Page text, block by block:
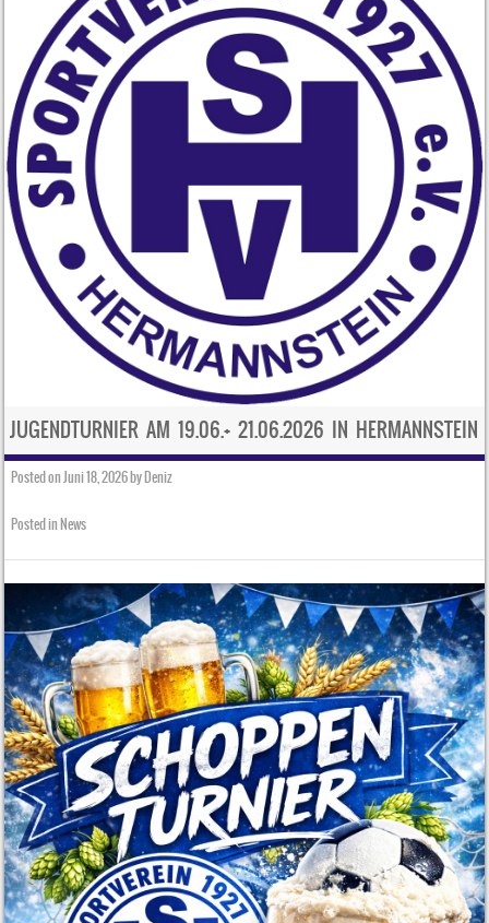
JUGENDTURNIER AM 19.06.+ 21.06.2026 IN HERMANNSTEIN
Posted onJuni 18, 2026byDeniz
Posted inNews